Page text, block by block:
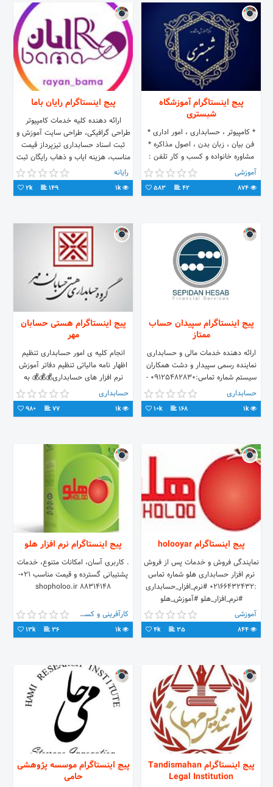
پیج اینستاگرام آموزشگاه
شبستری
* کامپیوتر ، حسابداری ، امور اداری *
فن بیان ، زبان بدن ، اصول مذاکره *
مشاوره خانواده و کسب و کار تلفن :
37833774 تلگرام :
as_shabestary@
آموزشی
42
583
پیج اینستاگرام رایان باما
ارائه دهنده کلیه خدمات کامپیوتر
طراحی گرافیکی، طراحی سایت آموزش و
ثبت اسناد حسابداری تیزپرداز قیمت
مناسب، هزینه ایاب و ذهاب رایگان ثبت
آنلاین در سایت www.rayanbama.ir
رایانه
1k
149
2k
پیج اینستاگرام سپیدان حساب
ممتاز
ارائه دهنده خدمات مالی و حسابداری
نماینده رسمی سپیدار و دشت همکاران
سیستم شماره تماس:۰۹۱۲۵۴۸۲۸۳۰ -
۳۳۵۶۸۴۷۸
www.sepidanhesab.com
حسابداری
1k
168
10k
پیج اینستاگرام هستی حسابان
مهر
انجام کلیه ی امور حسابداری تنظیم
اظهار نامه مالیاتی تنظیم دفاتر آموزش
نرم افزار های حسابداری💰💰💰 به
مدیریت خانم عباسیان 026-32735426
09375732447
حسابداری
1k
77
980
پیج اینستاگرام holooyar
نمایندگی فروش و خدمات پس از فروش
نرم افزار حسابداری هلو شماره تماس
:02166432432 #نرم_افزار_حسابداری
#نرم_افزار_هلو #آموزش_هلو
#آموزش_نرم_افزار_هلو آموزشی
35
4k
پیج اینستاگرام نرم افزار هلو
. کاربری آسان، امکانات متنوع، خدمات
پشتیبانی گسترده و قیمت مناسب 021-
88314148 shopholoo.ir
کارآفرینی و کسب و کار
1k
36
13k
پیج اینستاگرام Tandismahan
Legal Institution
پیج اینستاگرام موسسه پژوهشی
حامی